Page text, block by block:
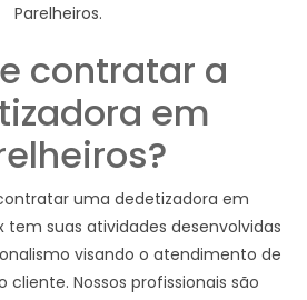
Parelheiros.
contratar a
em
uma dedetizadora em
tem suas atividades desenvolvidas
visando o atendimento de
cliente. Nossos profissionais são